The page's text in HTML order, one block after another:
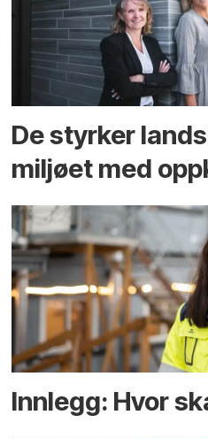
De styrker
miljøet med
Innlegg: Hvor